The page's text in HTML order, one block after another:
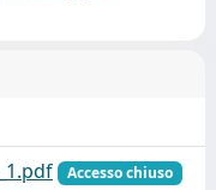
Accesso chiuso